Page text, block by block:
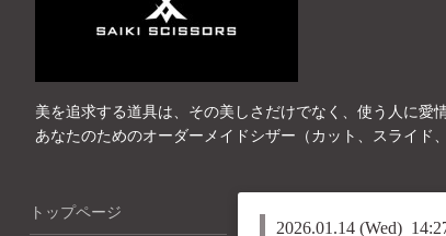
美を追求する道具は、その美しさだけでなく、使う人に愛
あなたのためのオーダーメイドシザー（カット、スライド
2026.01.14 (Wed)
トップページ